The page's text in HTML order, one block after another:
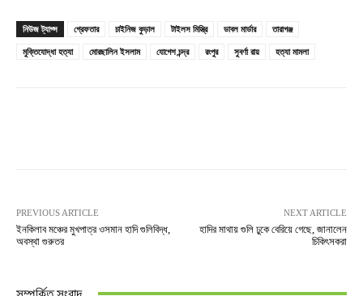
নিউজ ট্যাগ্স গ্রেফতার চাইনিজ কুড়াল টাইলস মিস্ত্রি ডাবল মার্ডার
তারাগঞ্জ
মুক্তিযোদ্ধা হত্যা
মোরছালিন ইসলাম যোগেশ চন্দ্র রংপুর সুবর্ণা রায় হত্যা মামলা
PREVIOUS ARTICLE
ইনকিলাব মঞ্চের মুখপাত্র ওসমান হাদি গুলিবিদ্ধ,
অবস্থা গুরুতর
NEXT ARTICLE
হাদির মাথায় গুলি ঢুকে বেরিয়ে গেছে, জানালেন
চিকিৎসকরা